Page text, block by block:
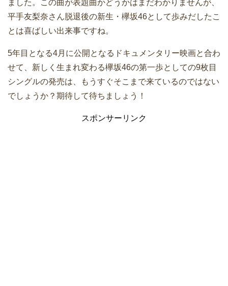
ました。この曲が表題曲かどうかはまだわかりませんが、
平手友梨奈さん脱退後の新生・欅坂46として歩みだしたこ
とは喜ばしい出来事ですね。
5年目となる4月に公開となるドキュメンタリー映画と合わ
せて、新しく生まれ変わる欅坂46の第一歩としての9枚目
シングルの発売は、もうすぐそこまで来ているのではない
でしょうか？期待して待ちましょう！
スポンサーリンク